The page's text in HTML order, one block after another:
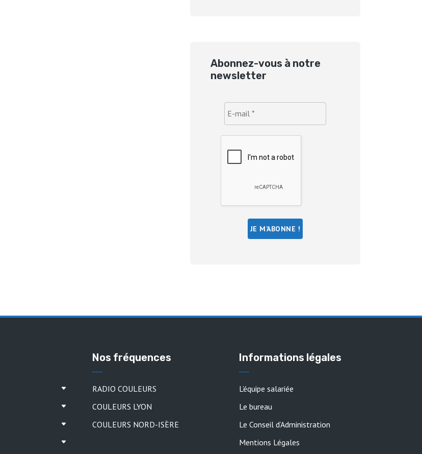
Abonnez-vous à notre
newsletter
Nos fréquences
RADIO COULEURS
COULEURS LYON
COULEURS NORD-ISÈRE
Informations légales
L’équipe salariée
Le bureau
Le Conseil d’Administration
Mentions Légales